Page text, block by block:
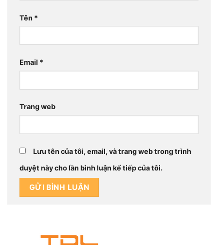
Tên *
Email *
Trang web
Lưu tên của tôi, email, và trang web trong trình
duyệt này cho lần bình luận kế tiếp của tôi.